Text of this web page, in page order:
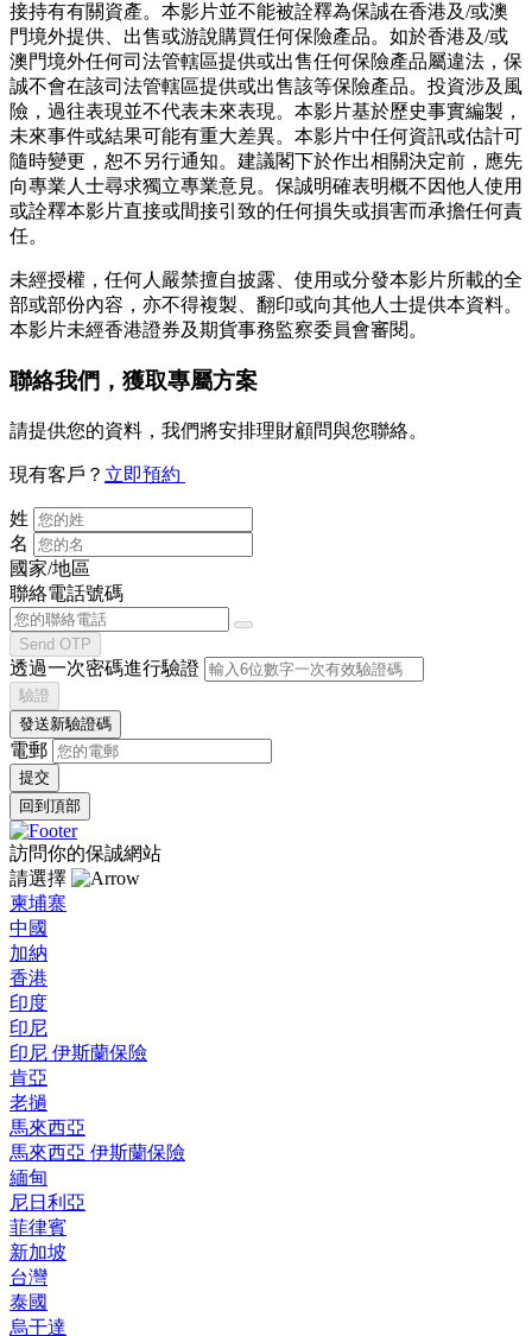
接持有有關資產。本影片並不能被詮釋為保誠在香港及/或澳
門境外提供、出售或游說購買任何保險產品。如於香港及/或
澳門境外任何司法管轄區提供或出售任何保險產品屬違法，保
誠不會在該司法管轄區提供或出售該等保險產品。投資涉及風
險，過往表現並不代表未來表現。本影片基於歷史事實編製，
未來事件或結果可能有重大差異。本影片中任何資訊或估計可
隨時變更，恕不另行通知。建議閣下於作出相關決定前，應先
向專業人士尋求獨立專業意見。保誠明確表明概不因他人使用
或詮釋本影片直接或間接引致的任何損失或損害而承擔任何責
任。
未經授權，任何人嚴禁擅自披露、使用或分發本影片所載的全
部或部份內容，亦不得複製、翻印或向其他人士提供本資料。
本影片未經香港證券及期貨事務監察委員會審閱。
聯絡我們 ，獲取專屬方案
請提供您的資料，我們將安排理財顧問與您聯絡。
現有客戶？ 立即預約
姓
名
國家/地區
聯絡電話號碼
Send OTP
透過一次密碼進行驗證
驗證
發送新驗證碼
電郵
回到頂部
訪問你的保誠網站
請選擇
柬埔寨
中國
加納
香港
印度
印尼
印尼 伊斯蘭保險
肯亞
老撾
馬來西亞
馬來西亞 伊斯蘭保險
緬甸
尼日利亞
菲律賓
新加坡
台灣
泰國
烏干達